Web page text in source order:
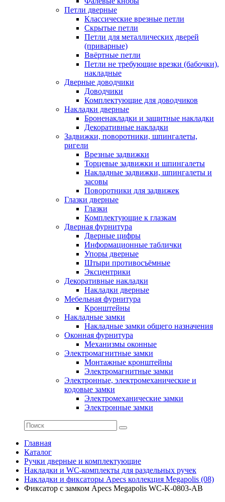
Петли дверные
Классические врезные петли
Скрытые петли
Петли для металлических дверей
(приварные)
Ввёртные петли
Петли не требующие врезки (бабочки),
накладные
Дверные доводчики
Доводчики
Комплектующие для доводчиков
Накладки дверные
Броненакладки и защитные накладки
Декоративные накладки
Задвижки, поворотники, шпингалеты,
ригели
Врезные задвижки
Торцевые задвижки и шпингалеты
Накладные задвижки, шпингалеты и
засовы
Поворотники для задвижек
Глазки дверные
Глазки
Комплектующие к глазкам
Дверная фурнитура
Дверные цифры
Информационные таблички
Упоры дверные
Штыри противосъёмные
Эксцентрики
Декоративные накладки
Накладки дверные
Мебельная фурнитура
Кронштейны
Накладные замки
Накладные замки общего назначения
Оконная фурнитура
Механизмы оконные
Электромагнитные замки
Монтажные кронштейны
Электромагнитные замки
Электронные, электромеханические и
кодовые замки
Электромеханические замки
Электронные замки
Главная
Каталог
Ручки дверные и комплектующие
Накладки и WC-комплекты для раздельных ручек
Накладки и фиксаторы Apecs коллекция Megapolis (08)
Фиксатор с замком Apecs Megapolis WC-K-0803-AB